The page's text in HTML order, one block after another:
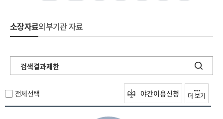
소장자료외부기관 자료
검색결과제한
전체선택 야간이용신청 더 보기